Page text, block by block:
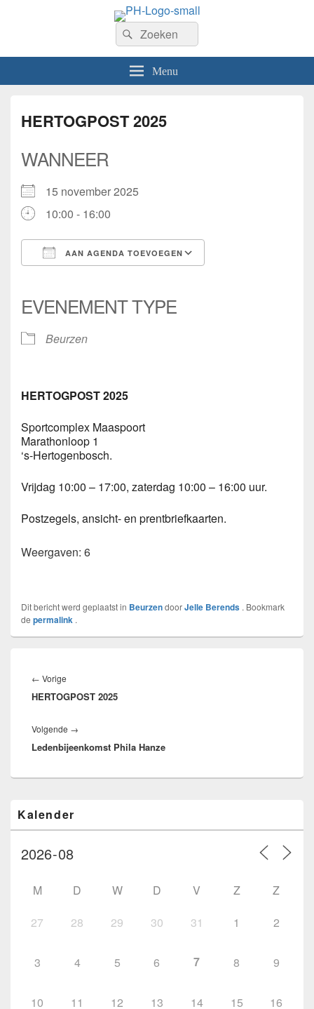
Welkom op de website van Postzegelvereniging PhilaHanze.
Zoeken
naar:
Zoeken
Menu
HERTOGPOST 2025
WANNEER
15 november 2025
10:00 - 16:00
AAN AGENDA TOEVOEGEN
EVENEMENT TYPE
Beurzen
HERTOGPOST 2025
Sportcomplex Maaspoort
Marathonloop 1
‘s-Hertogenbosch.
Vrijdag 10:00 – 17:00, zaterdag 10:00 – 16:00 uur.
Postzegels, ansicht- en prentbriefkaarten.
Weergaven: 6
Dit bericht werd geplaatst in BeurzendoorJelle Berends . Bookmark
de permalink .
navigatie
← Vorige
bericht:
HERTOGPOST 2025
Volgende →
bericht:
Ledenbijeenkomst Phila Hanze
zijbalk
widget
Kalender
M D W D V Z Z
27 28 29 30 31 1 2
3 4 5 6 7 8 9
10 11 12 13 14 15 16